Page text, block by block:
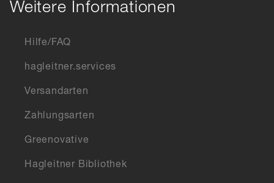
Weitere Informationen
Hilfe/FAQ
hagleitner.services
Versandarten
Zahlungsarten
Greenovative
Hagleitner Bibliothek